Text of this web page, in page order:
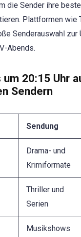
die Sender ihre
Plattformen wie
Senderauswahl zur
Abends.
20:15 Uhr
Sendern
Sendung
Drama- und
Krimiformate
Thriller und
Serien
Musikshows